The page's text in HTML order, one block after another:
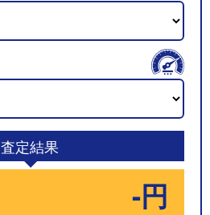
査定結果
-円